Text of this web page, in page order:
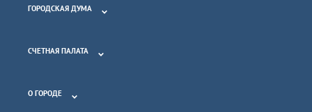
ГОРОДСКАЯ ДУМА
СЧЕТНАЯ ПАЛАТА
О ГОРОДЕ